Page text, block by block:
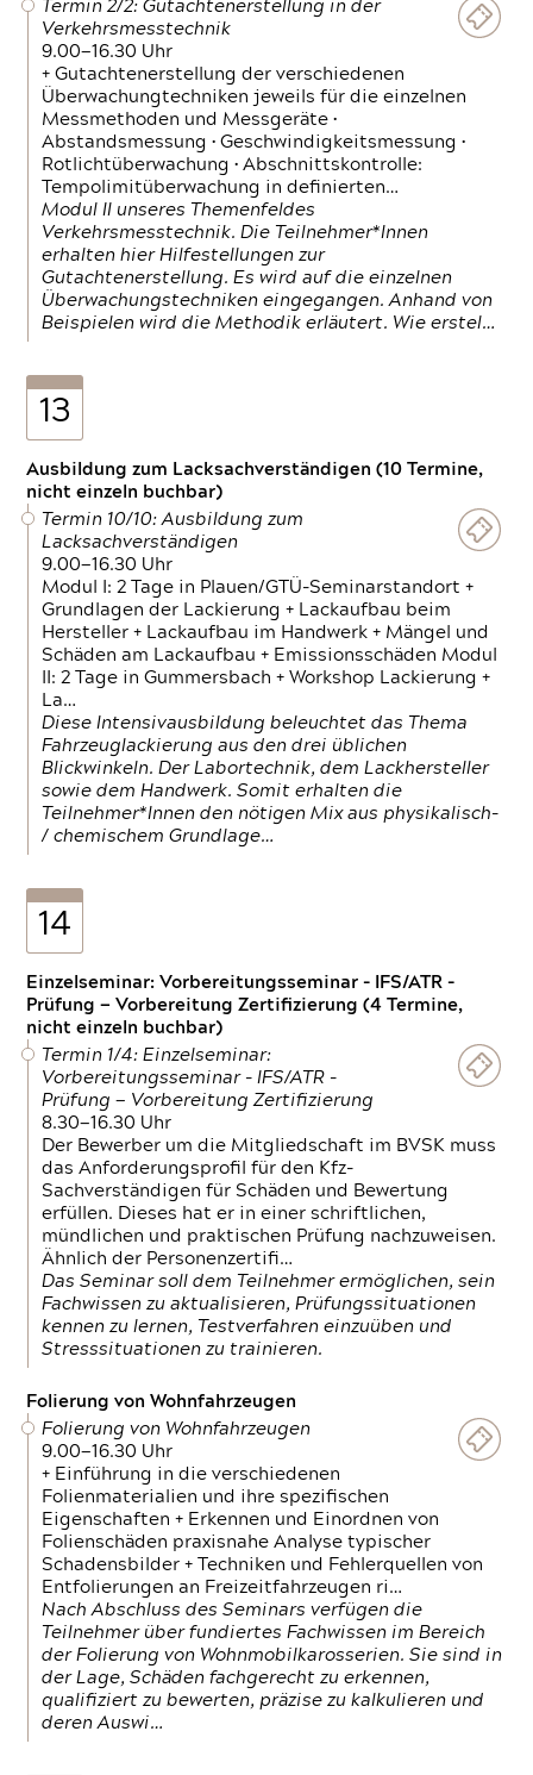
Termin 2/2: Gutachtenerstellung in der
Verkehrsmesstechnik
9.00—16.30 Uhr
+ Gutachtenerstellung der verschiedenen
Überwachungtechniken jeweils für die einzelnen
Messmethoden und Messgeräte •
Abstandsmessung • Geschwindigkeitsmessung •
Rotlichtüberwachung • Abschnittskontrolle:
Tempolimitüberwachung in definierten…
Modul II unseres Themenfeldes
Verkehrsmesstechnik. Die Teilnehmer*Innen
erhalten hier Hilfestellungen zur
Gutachtenerstellung. Es wird auf die einzelnen
Überwachungstechniken eingegangen. Anhand von
Beispielen wird die Methodik erläutert. Wie erstel…
13
Ausbildung zum Lacksachverständigen (10 Termine,
nicht einzeln buchbar)
Termin 10/10: Ausbildung zum
Lacksachverständigen
9.00—16.30 Uhr
Modul I: 2 Tage in Plauen/GTÜ-Seminarstandort +
Grundlagen der Lackierung + Lackaufbau beim
Hersteller + Lackaufbau im Handwerk + Mängel und
Schäden am Lackaufbau + Emissionsschäden Modul
II: 2 Tage in Gummersbach + Workshop Lackierung +
La…
Diese Intensivausbildung beleuchtet das Thema
Fahrzeuglackierung aus den drei üblichen
Blickwinkeln. Der Labortechnik, dem Lackhersteller
sowie dem Handwerk. Somit erhalten die
Teilnehmer*Innen den nötigen Mix aus physikalisch-
/ chemischem Grundlage…
14
Einzelseminar: Vorbereitungsseminar - IFS/ATR -
Prüfung — Vorbereitung Zertifizierung (4 Termine,
nicht einzeln buchbar)
Termin 1/4: Einzelseminar:
Vorbereitungsseminar - IFS/ATR -
Prüfung — Vorbereitung Zertifizierung
8.30—16.30 Uhr
Der Bewerber um die Mitgliedschaft im BVSK muss
das Anforderungsprofil für den Kfz-
Sachverständigen für Schäden und Bewertung
erfüllen. Dieses hat er in einer schriftlichen,
mündlichen und praktischen Prüfung nachzuweisen.
Ähnlich der Personenzertifi…
Das Seminar soll dem Teilnehmer ermöglichen, sein
Fachwissen zu aktualisieren, Prüfungssituationen
kennen zu lernen, Testverfahren einzuüben und
Stresssituationen zu trainieren.
Folierung von Wohnfahrzeugen
Folierung von Wohnfahrzeugen
9.00—16.30 Uhr
+ Einführung in die verschiedenen
Folienmaterialien und ihre spezifischen
Eigenschaften + Erkennen und Einordnen von
Folienschäden praxisnahe Analyse typischer
Schadensbilder + Techniken und Fehlerquellen von
Entfolierungen an Freizeitfahrzeugen ri…
Nach Abschluss des Seminars verfügen die
Teilnehmer über fundiertes Fachwissen im Bereich
der Folierung von Wohnmobilkarosserien. Sie sind in
der Lage, Schäden fachgerecht zu erkennen,
qualifiziert zu bewerten, präzise zu kalkulieren und
deren Auswi…